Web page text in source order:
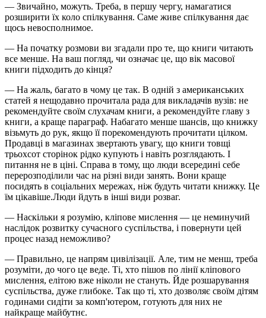
— Звичайно, можуть. Треба, в першу чергу, намагатися
розширити їх коло спілкування. Саме живе спілкування дає
щось невосполнимое.
— На початку розмови ви згадали про те, що книги читають
все менше. На ваш погляд, чи означає це, що вік масової
книги підходить до кінця?
— На жаль, багато в чому це так. В одній з американських
статей я нещодавно прочитала рада для викладачів вузів: не
рекомендуйте своїм слухачам книги, а рекомендуйте главу з
книги, а краще параграф. Набагато менше шансів, що книжку
візьмуть до рук, якщо її порекомендують прочитати цілком.
Продавці в магазинах звертають увагу, що книги товщі
трьохсот сторінок рідко купують і навіть розглядають. І
питання не в ціні. Справа в тому, що люди всередині себе
перерозподілили час на різні види занять. Вони краще
посидять в соціальних мережах, ніж будуть читати книжку. Це
їм цікавіше.Люди йдуть в інші види розваг.
— Наскільки я розумію, кліпове мислення — це неминучий
наслідок розвитку сучасного суспільства, і повернути цей
процес назад неможливо?
— Правильно, це напрям цивілізації. Але, тим не менш, треба
розуміти, до чого це веде. Ті, хто пішов по лінії кліпового
мислення, елітою вже ніколи не стануть. Йде розшарування
суспільства, дуже глибоке. Так що ті, хто дозволяє своїм дітям
годинами сидіти за комп'ютером, готують для них не
найкраще майбутнє.